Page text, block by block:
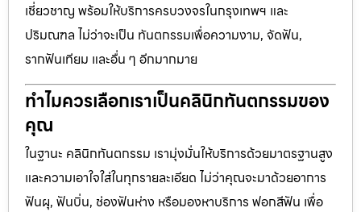
เชี่ยวชาญ พร้อมให้บริการครบวงจรในกรุงเทพฯ และ
ปริมณฑล ไม่ว่าจะเป็น ทันตกรรมเพื่อความงาม, จัดฟัน,
รากฟันเทียม และอื่น ๆ อีกมากมาย
ทำไมควรเลือกเราเป็นคลินิกทันตกรรมของ
คุณ
ในฐานะ คลินิกทันตกรรม เรามุ่งมั่นให้บริการด้วยมาตรฐานสูง
และความเอาใจใส่ในทุกรายละเอียด ไม่ว่าคุณจะมาด้วยอาการ
ฟันผุ, ฟันบิ่น, ช่องฟันห่าง หรือมองหาบริการ ฟอกสีฟัน เพื่อ